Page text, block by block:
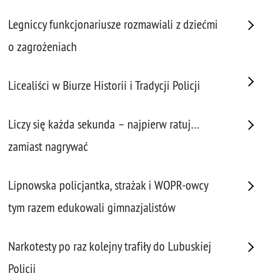
Legniccy funkcjonariusze rozmawiali z dziećmi
o zagrożeniach
Licealiści w Biurze Historii i Tradycji Policji
Liczy się każda sekunda – najpierw ratuj…
zamiast nagrywać
Lipnowska policjantka, strażak i WOPR-owcy
tym razem edukowali gimnazjalistów
Narkotesty po raz kolejny trafiły do Lubuskiej
Policji